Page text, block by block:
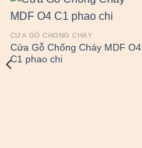
CỬA GỖ CHỐNG CHÁY
Cửa Gỗ Chống Cháy MDF O4
C1 phao chi